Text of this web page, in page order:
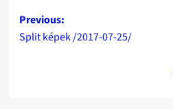
Post
navigation
Previous:
Split képek /2017-07-25/